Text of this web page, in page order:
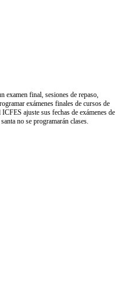
examen final, sesiones de repaso,
exámenes finales de cursos de
ajuste sus fechas de exámenes de
no se programarán clases.